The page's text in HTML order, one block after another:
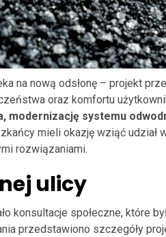
na nową odsłonę – projekt
oraz komfortu
modernizację systemu
mieli okazję wziąć udział
rozwiązaniami.
ulicy
konsultacje społeczne, które
przedstawiono szczegóły